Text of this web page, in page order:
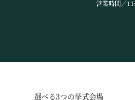
営業時間／
選べる3つの挙式会場